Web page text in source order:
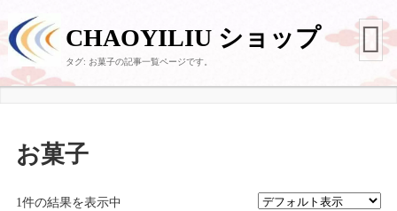
CHAOYILIU ショップ
タグ: お菓子の記事一覧ページです。
お菓子
1件の結果を表示中